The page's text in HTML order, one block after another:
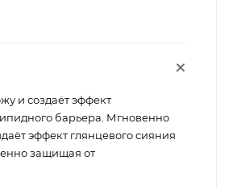
и создаёт эффект
барьера. Мгновенно
эффект глянцевого сияния
защищая от